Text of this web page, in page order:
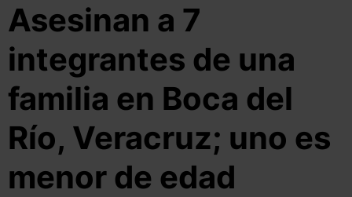
Asesinan a 7
integrantes de una
familia en Boca del
Río, Veracruz; uno es
menor de edad